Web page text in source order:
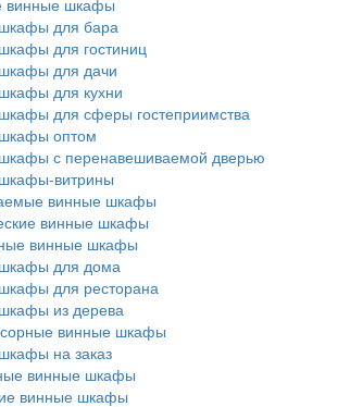
для бара
для гостиниц
для дачи
для кухни
для сферы гостеприимства
оптом
с перенавешиваемой дверью
витрины
винные шкафы
винные шкафы
винные шкафы
для дома
для ресторана
из дерева
винные шкафы
на заказ
винные шкафы
винные шкафы